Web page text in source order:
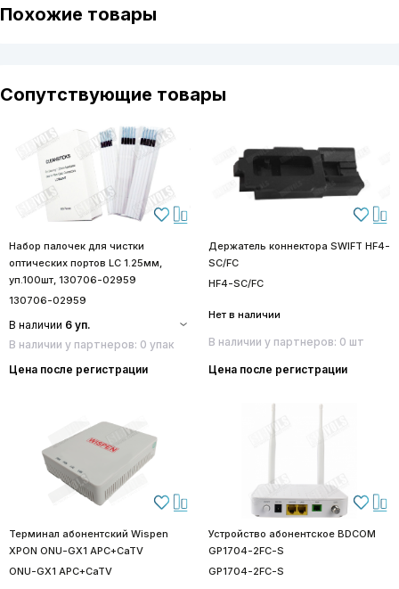
Похожие товары
Сопутствующие товары
Набор палочек для чистки
оптических портов LC 1.25мм,
уп.100шт, 130706-02959
130706-02959
В наличии 6 уп.
В наличии у партнеров: 0 упак
Цена после регистрации
Держатель коннектора SWIFT HF4-
SC/FC
HF4-SC/FC
Нет в наличии
В наличии у партнеров: 0 шт
Цена после регистрации
Терминал абонентский Wispen
XPON ONU-GX1 APC+CaTV
ONU-GX1 APC+CaTV
Устройство абонентское BDCOM
GP1704-2FC-S
GP1704-2FC-S